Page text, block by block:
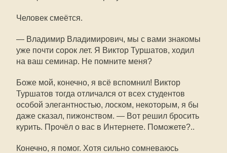
Человек смеётся.
— Владимир Владимирович, мы с вами знакомы
уже почти сорок лет. Я Виктор Туршатов, ходил
на ваш семинар. Не помните меня?
Боже мой, конечно, я всё вспомнил! Виктор
Туршатов тогда отличался от всех студентов
особой элегантностью, лоском, некоторым, я бы
даже сказал, пижонством. — Вот решил бросить
курить. Прочёл о вас в Интернете. Поможете?..
Конечно, я помог. Хотя сильно сомневаюсь